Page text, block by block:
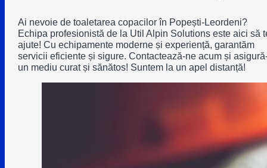
Ai nevoie de toaletarea copacilor în Popești-Leordeni?
Echipa profesionistă de la Util Alpin Solutions este aici să
ajute! Cu echipamente moderne și experiență, garantăm
servicii eficiente și sigure. Contactează-ne acum și
un mediu curat și sănătos! Suntem la un apel distanță!